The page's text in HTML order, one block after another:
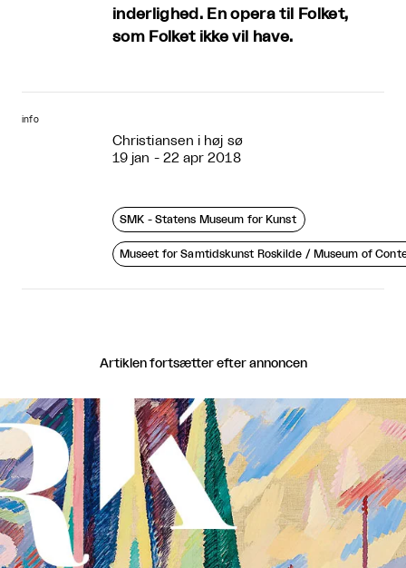
inderlighed. En opera til Folket,
som Folket ikke vil have.
info
Christiansen i høj sø
19 jan - 22 apr 2018
SMK - Statens Museum for Kunst
Museet for Samtidskunst Roskilde / Museum of
Artiklen fortsætter efter annoncen